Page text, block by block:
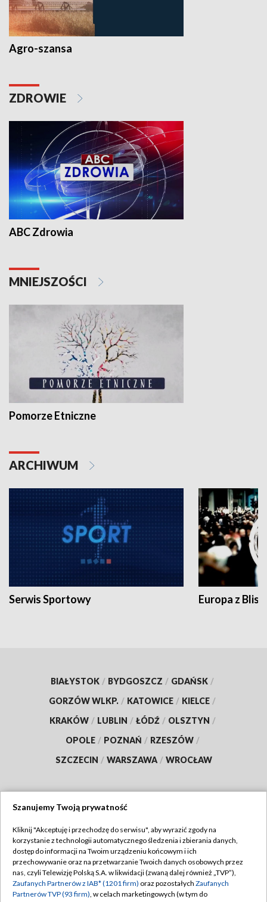
Agro-szansa
ZDROWIE
ABC Zdrowia
MNIEJSZOŚCI
Pomorze Etniczne
ARCHIWUM
Serwis Sportowy Europa z
BIAŁYSTOK / BYDGOSZCZ / GDAŃSK /
GORZÓW WLKP. / KATOWICE / KIELCE /
KRAKÓW / LUBLIN / ŁÓDŹ / OLSZTYN /
OPOLE / POZNAŃ / RZESZÓW /
SZCZECIN / WARSZAWA / WROCŁAW
TVP
Abonament TVP
Emisja w TVP
Regulamin TVP
Polityka prywatności
Szanujemy Twoją prywatność
Kliknij "Akceptuję i przechodzę do serwisu", aby wyrazić zgody na
korzystanie z technologii automatycznego śledzenia i zbierania danych,
dostęp do informacji na Twoim urządzeniu końcowym i ich
przechowywanie oraz na przetwarzanie Twoich danych osobowych przez
nas, czyli Telewizję Polską S.A. w likwidacji (zwaną dalej również „TVP”),
Zaufanych Partnerów z IAB* (1201 firm) oraz pozostałych Zaufanych
Partnerów TVP (93 firm), w celach marketingowych (w tym do